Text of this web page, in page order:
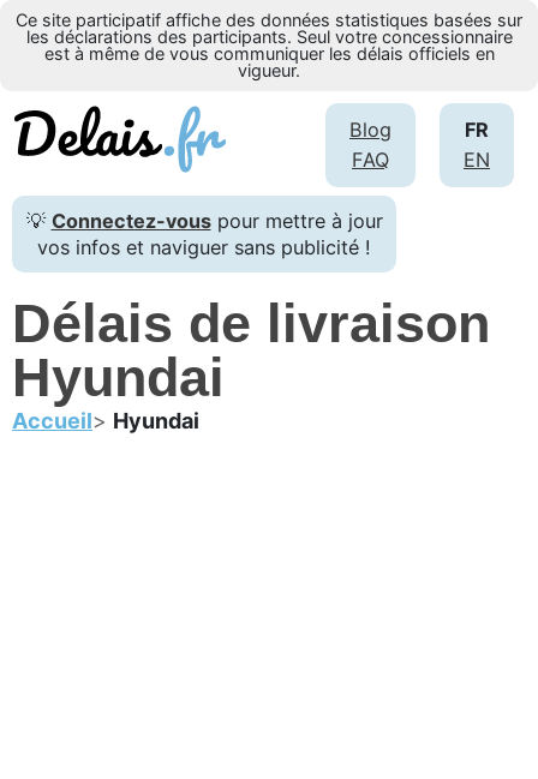
Ce site participatif affiche des données statistiques basées sur
les déclarations des participants. Seul votre concessionnaire
est à même de vous communiquer les délais officiels en
vigueur.
FR
EN
Blog
FAQ
💡 Connectez-vouspour mettre à jour
vos infos et naviguer sans publicité !
Délais de livraison
Hyundai
Accueil Hyundai